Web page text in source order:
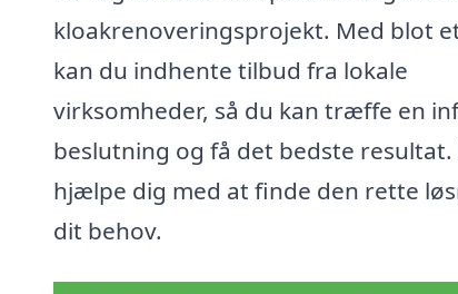
kloakrenoveringsprojekt. Med blot
kan du indhente tilbud fra lokale
virksomheder, så du kan træffe en
beslutning og få det bedste resultat.
hjælpe dig med at finde den rette
dit behov.